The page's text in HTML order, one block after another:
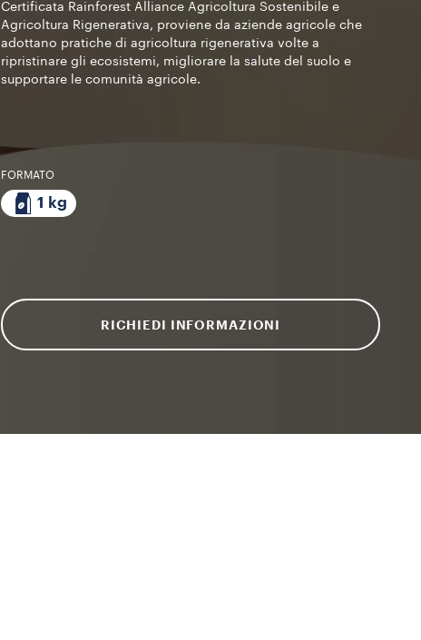
Certificata Rainforest Alliance Agricoltura Sostenibile e
Agricoltura Rigenerativa, proviene da aziende agricole che
adottano pratiche di agricoltura rigenerativa volte a
ripristinare gli ecosistemi, migliorare la salute del suolo e
supportare le comunità agricole.
FORMATO
1 kg
RICHIEDI INFORMAZIONI